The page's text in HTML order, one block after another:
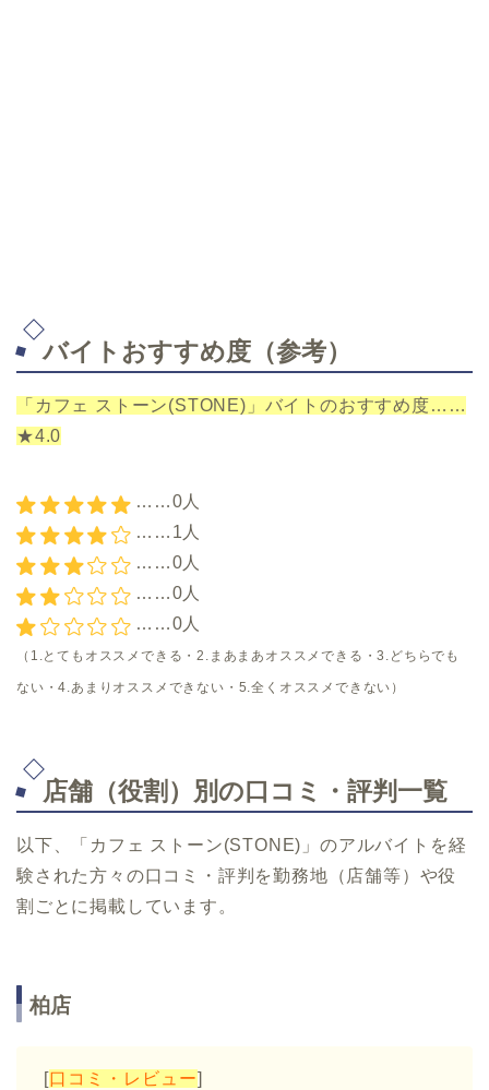
バイトおすすめ度（参考）
「カフェ ストーン(STONE)」バイトのおすすめ度……
★4.0
……0人
……1人
……0人
……0人
……0人
（1.とてもオススメできる・2.まあまあオススメできる・3.どちらでも
ない・4.あまりオススメできない・5.全くオススメできない）
店舗（役割）別の口コミ・評判一覧
以下、「カフェ ストーン(STONE)」のアルバイトを経
験された方々の口コミ・評判を勤務地（店舗等）や役
割ごとに掲載しています。
柏店
[口コミ・レビュー]